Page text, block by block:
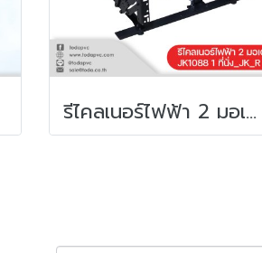
รีไคลเนอร์ไฟฟ้า 2 มอเตอร์ JK1088 1 ที่นั่ง_JK_R